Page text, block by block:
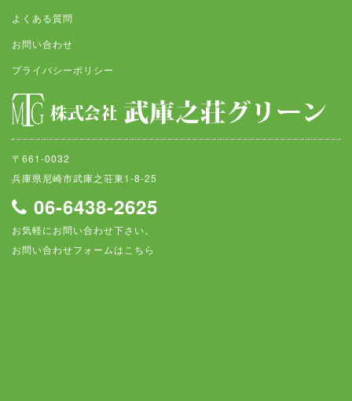
よくある質問
お問い合わせ
プライバシーポリシー
〒661-0032
兵庫県尼崎市武庫之荘東1-8-25
06-6438-2625
お気軽にお問い合わせ下さい。
お問い合わせフォームはこちら